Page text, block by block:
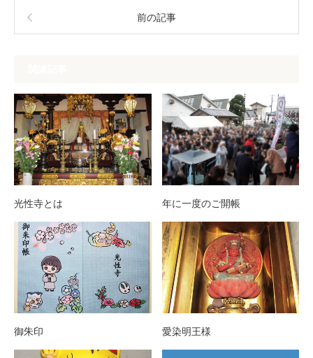
前の記事
光性寺とは 年に一度のご開帳
御朱印 愛染明王様